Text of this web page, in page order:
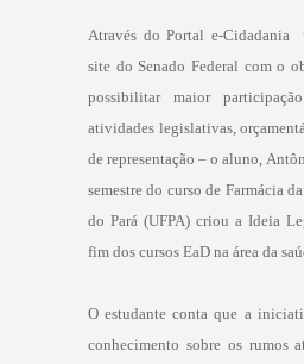
Através do Portal e-Cidadania
site do Senado Federal com o
possibilitar maior
atividades legislativas,
de representação – o aluno,
semestre do curso de Farmácia
do Pará (UFPA) criou a Ideia
fim dos cursos EaD na área da
O estudante conta que a
conhecimento sobre os rumos